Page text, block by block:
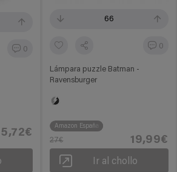
0
66
0
Lámpara puzzle Batman -
Ravensburger
Amazon España
27€ 19,99€
Ir al chollo